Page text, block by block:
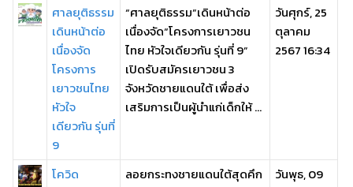
ศาลยุติธรรม
เดินหน้าต่อ
เนื่องจัด
โครงการ
เยาวชนไทย
หัวใจ
เดียวกัน รุ่นที่
9
“ศาลยุติธรรม”เดินหน้าต่อ
เนื่องจัด“โครงการเยาวชน
ไทย หัวใจเดียวกัน รุ่นที่ 9”
เปิดรับสมัครเยาวชน 3
จังหวัดชายแดนใต้ เพื่อส่ง
เสริมการเป็นผู้นำแก่เด็กให้ ...
วันศุกร์, 25
ตุลาคม
2567 16:34
โควิด
ลอยกระทงชายแดนใต้สุดคึก
วันพุธ, 09